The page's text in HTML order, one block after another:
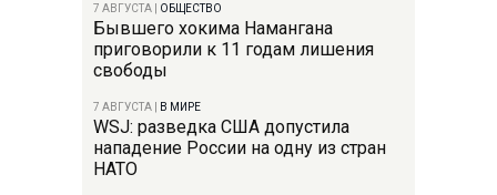
7 АВГУСТА ОБЩЕСТВО
Бывшего хокима Намангана
приговорили к 11 годам лишения
свободы
7 АВГУСТА В МИРЕ
WSJ: разведка США допустила
нападение России на одну из стран
НАТО